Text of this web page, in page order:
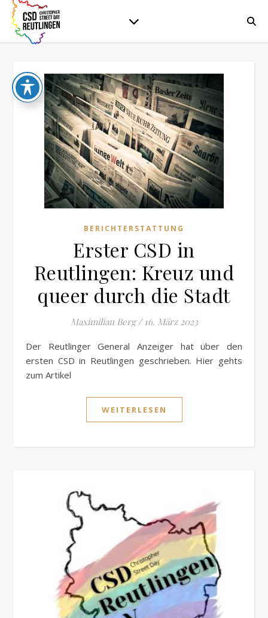
BERICHTERSTATTUNG
Erster CSD in
Reutlingen: Kreuz und
queer durch die Stadt
Maximilian Berg / 16. März 2023
Der Reutlinger General Anzeiger hat über den
ersten CSD in Reutlingen geschrieben. Hier gehts
zum Artikel
WEITERLESEN